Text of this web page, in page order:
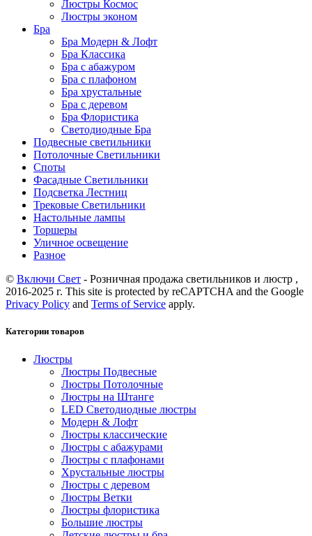
Люстры Космос
Люстры эконом
Бра
Бра Модерн & Лофт
Бра Классика
Бра с абажуром
Бра с плафоном
Бра хрустальные
Бра с деревом
Бра Флористика
Светодиодные Бра
Подвесные светильники
Потолочные Светильники
Споты
Фасадные Светильники
Подсветка Лестниц
Трековые Светильники
Настольные лампы
Торшеры
Уличное освещение
Разное
© Включи Свет - Розничная продажа светильников и люстр ,
2016-2025 г. This site is protected by reCAPTCHA and the Google
Privacy Policy and Terms of Service apply.
Категории товаров
Люстры
Люстры Подвесные
Люстры Потолочные
Люстры на Штанге
LED Светодиодные люстры
Модерн & Лофт
Люстры классические
Люстры с абажурами
Люстры с плафонами
Хрустальные люстры
Люстры с деревом
Люстры Ветки
Люстры флористика
Большие люстры